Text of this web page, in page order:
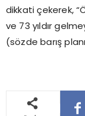
dikkati çekerek,
ve 73 yıldır
(sözde barış